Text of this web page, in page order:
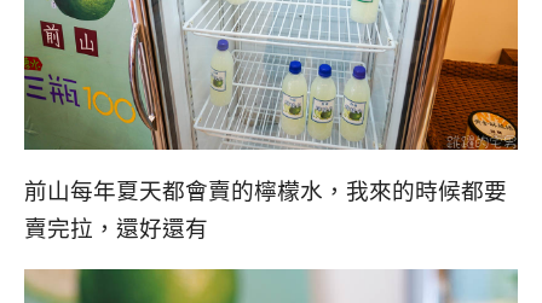
前山每年夏天都會賣的檸檬水，我來的時候都要
賣完拉，還好還有